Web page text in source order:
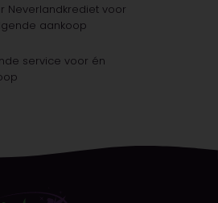
Neverlandkrediet voor
aankoop
service voor én